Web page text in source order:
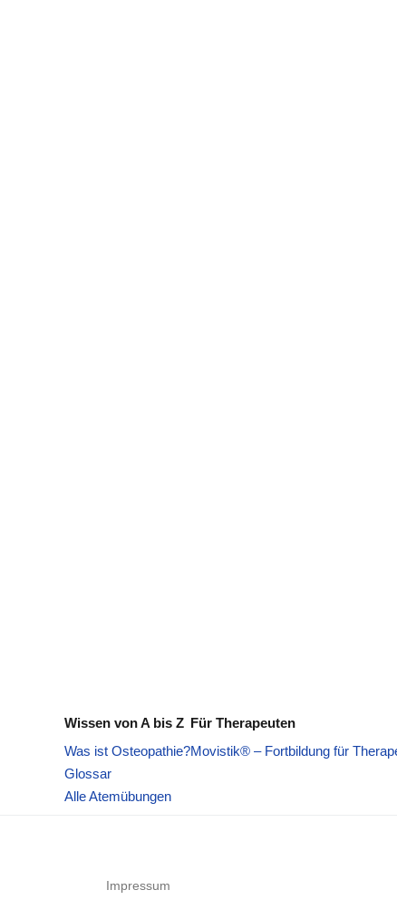
Wissen von A bis Z
Was ist Osteopathie?
Glossar
Alle Atemübungen
Für Therapeuten
Movistik® – Fortbildung für
Impressum